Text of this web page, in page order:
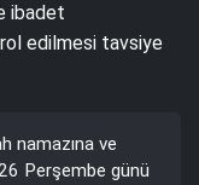
ibadet
edilmesi tavsiye
namazına ve
Perşembe günü